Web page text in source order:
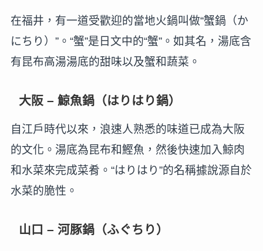
在福井，有一道受歡迎的當地火鍋叫做“蟹鍋（か
にちり）”。“蟹”是日文中的“蟹”。如其名，湯底含
有昆布高湯湯底的甜味以及蟹和蔬菜。
大阪 – 鯨魚鍋（はりはり鍋）
自江戶時代以來，浪速人熟悉的味道已成為大阪
的文化。湯底為昆布和鰹魚，然後快速加入鯨肉
和水菜來完成菜肴。“はりはり”的名稱據說源自於
水菜的脆性。
山口 – 河豚鍋（ふぐちり）